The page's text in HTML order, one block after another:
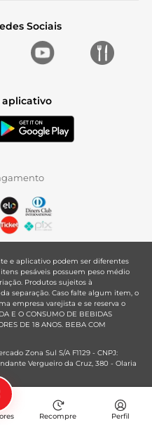
Recompre Perfil
Sociais
aplicativo
e aplicativo podem ser diferentes
pesáveis possuem peso médio
Produtos sujeitos à
separação. Caso falte algum item, o
empresa varejista e se reserva o
E O CONSUMO DE BEBIDAS
DE 18 ANOS. BEBA COM
Zona Sul S/A F1129 - CNPJ:
Vergueiro da Cruz, 380 - Olaria